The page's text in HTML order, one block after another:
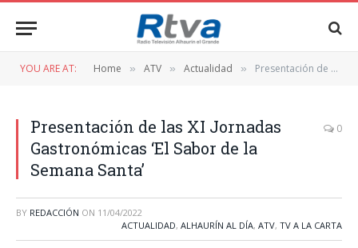
YOU ARE AT: Home » ATV » Actualidad » Presentación de las XI Jornadas Gastronómicas ‘El Sabor de la Semana Santa’
Presentación de las XI Jornadas
Gastronómicas ‘El Sabor de la
Semana Santa’
0
BY REDACCIÓN ON 11/04/2022
ACTUALIDAD, ALHAURÍN AL DÍA, ATV, TV A LA CARTA